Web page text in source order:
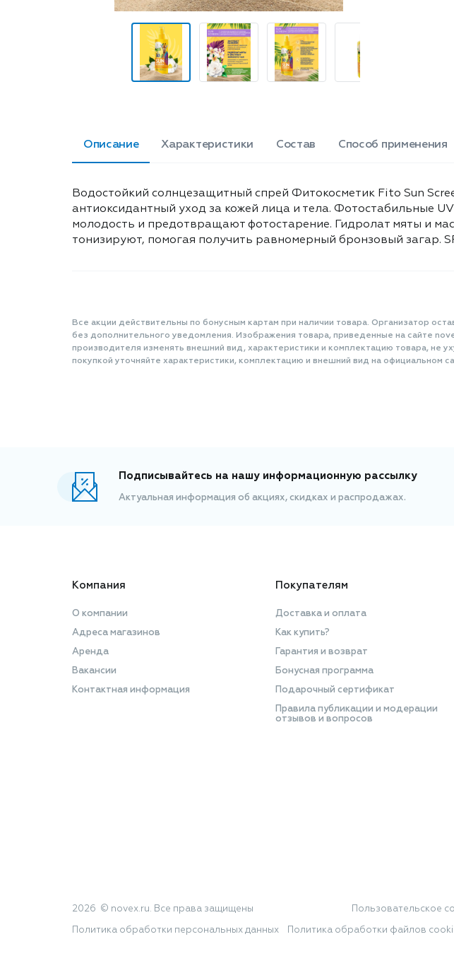
Описание Характеристики Состав Способ применения
Водостойкий солнцезащитный спрей Фитокосметик Fito Sun
антиоксидантный уход за кожей лица и тела. Фотостабильные
молодость и предотвращают фотостарение. Гидролат мяты и
тонизируют, помогая получить равномерный бронзовый загар.
Все акции действительны по бонусным картам при наличии товара. Организатор
без дополнительного уведомления. Изображения товара, приведенные на сайте
производителя изменять внешний вид, характеристики и комплектацию товара,
покупкой уточняйте характеристики, комплектацию и внешний вид на
Подписывайтесь на нашу информационную рассылку
Актуальная информация об акциях, скидках и распродажах.
Компания
О компании
Адреса магазинов
Аренда
Вакансии
Контактная информация
Покупателям
Доставка и оплата
Как купить?
Гарантия и возврат
Бонусная программа
Подарочный сертификат
Правила публикации и модерации
отзывов и вопросов
2026 © novex.ru. Все права защищены Пользовательское
Политика обработки персональных данных Политика обработки файлов